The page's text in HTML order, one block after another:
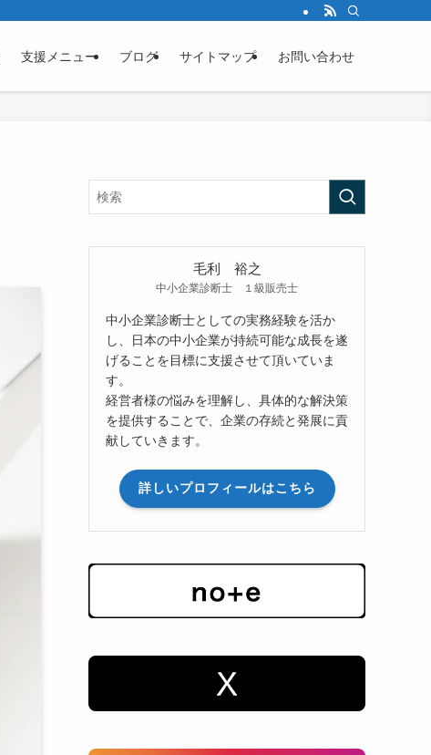
支援メニュー ブログ サイトマップ お問い合わせ
毛利 裕之
中小企業診断士 １級販売士
中小企業診断士としての実務経験を活か
し、日本の中小企業が持続可能な成長を遂
げることを目標に支援させて頂いていま
す。
経営者様の悩みを理解し、具体的な解決策
を提供することで、企業の存続と発展に貢
献していきます。
詳しいプロフィールはこちら